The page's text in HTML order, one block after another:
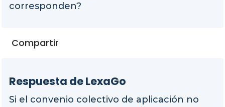
corresponden?
Compartir
Respuesta de LexaGo
Si el convenio colectivo de aplicación no